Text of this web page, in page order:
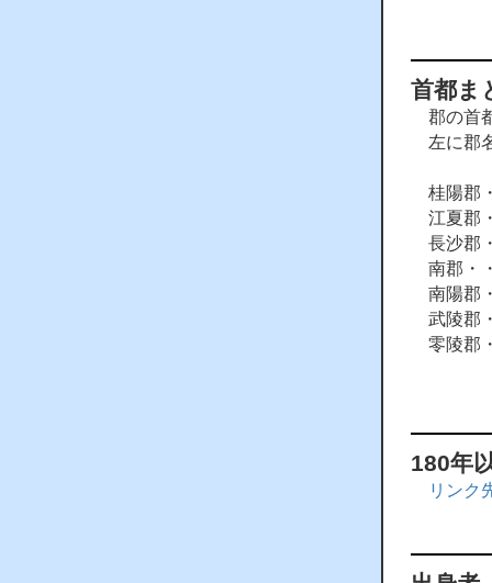
首都ま
郡の首
左に郡
桂陽郡
江夏郡
長沙郡
南郡・
南陽郡
武陵郡
零陵郡
180年
リンク